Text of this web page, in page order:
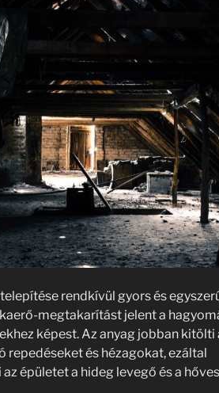
rendkívül gyors és
megtakarítást jelent a
képest. Az anyag jobban kitölti
repedéseket és hézagokat, ezáltal
épületet a hideg levegő és a